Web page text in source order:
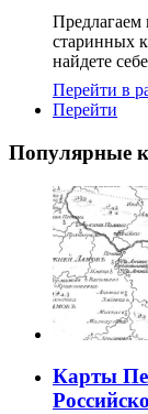
Предлагаем
старинных
найдете
Перейти в
Перейти
Популярные
Карты